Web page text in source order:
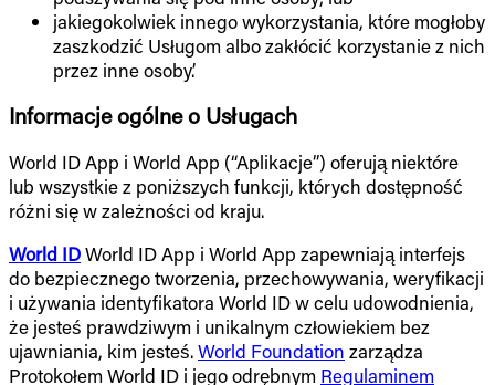
jakiegokolwiek innego wykorzystania, które mogłoby
zaszkodzić Usługom albo zakłócić korzystanie z nich
przez inne osoby.’
Informacje ogólne o Usługach
World ID App i World App (“Aplikacje”) oferują niektóre
lub wszystkie z poniższych funkcji, których dostępność
różni się w zależności od kraju.
World IDWorld ID App i World App zapewniają interfejs
do bezpiecznego tworzenia, przechowywania, weryfikacji
i używania identyfikatora World ID w celu udowodnienia,
że jesteś prawdziwym i unikalnym człowiekiem bez
ujawniania, kim jesteś.World Foundation zarządza
Protokołem World ID i jego odrębnym Regulaminem